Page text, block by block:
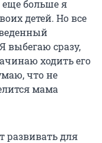
еще больше я
детей. Но все
выбегаю сразу,
ходить его
что не
мама
развивать для